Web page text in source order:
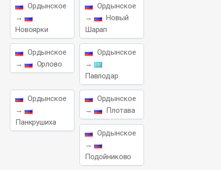
Ордынское
→
Новоярки
Ордынское
→
Новый
Шарап
Ордынское
→
Орлово
Ордынское
→
Павлодар
Ордынское
→
Панкрушиха
Ордынское
→
Плотава
Ордынское
→
Подойниково